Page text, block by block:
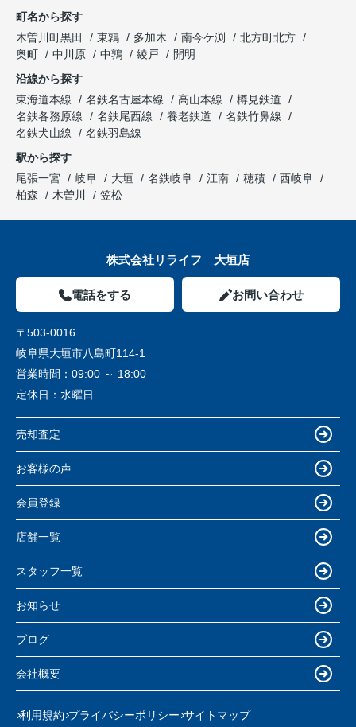
町名から探す
木曽川町黒田
東鶉 多加木 南今ケ渕
北方町北方
奥町
中川原 中鶉 綾戸
開明
沿線から探す
東海道本線
名鉄名古屋本線 高山本線
樽見鉄道
名鉄各務原線
名鉄尾西線 養老鉄道
名鉄竹鼻線
名鉄犬山線
名鉄羽島線
駅から探す
尾張一宮
岐阜 大垣 名鉄岐阜 江南 穂積
西岐阜
柏森
木曽川 笠松
株式会社リライフ 大垣店
電話をする お問い合わせ
〒503-0016
岐阜県大垣市八島町114-1
営業時間： 09:00 ～ 18:00
定休日： 水曜日
売却査定
お客様の声
会員登録
店舗一覧
スタッフ一覧
お知らせ
ブログ
会社概要
利用規約 プライバシーポリシー サイトマップ